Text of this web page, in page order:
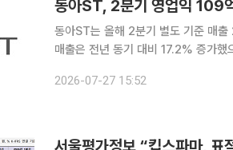
동아ST, 2분기 영업익
동아ST는 올해 2분기 별도 기준 매
매출은 전년 동기 대비 17.2% 증가했
을 유지하며 수익성이 개선된 결과라
2026-07-27 15:52